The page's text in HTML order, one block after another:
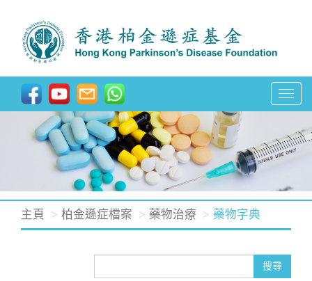
T
o
g
g
e
a
主頁 柏金遜症檔案 藥物治療 藥物字典
搜尋